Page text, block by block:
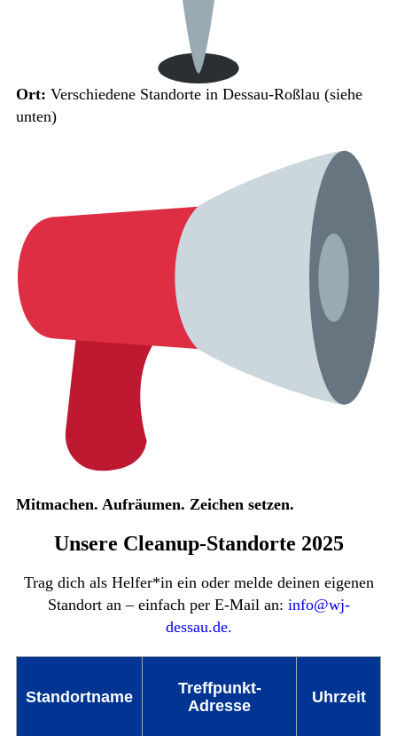
Ort: Verschiedene Standorte in Dessau-Roßlau (siehe
unten)
Mitmachen. Aufräumen. Zeichen setzen.
Unsere Cleanup-Standorte 2025
Trag dich als Helfer*in ein oder melde deinen eigenen
Standort an – einfach per E-Mail an: info@wj-
dessau.de.
Standortname
Treffpunkt-
Adresse
Uhrzeit